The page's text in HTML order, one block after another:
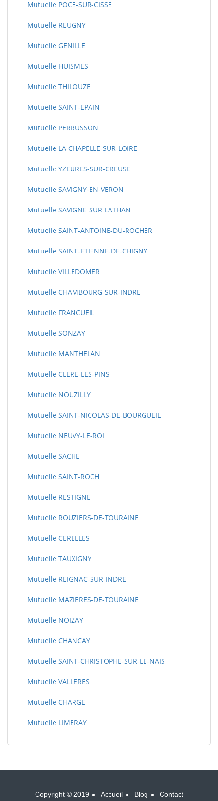
Mutuelle POCE-SUR-CISSE
Mutuelle REUGNY
Mutuelle GENILLE
Mutuelle HUISMES
Mutuelle THILOUZE
Mutuelle SAINT-EPAIN
Mutuelle PERRUSSON
Mutuelle LA CHAPELLE-SUR-LOIRE
Mutuelle YZEURES-SUR-CREUSE
Mutuelle SAVIGNY-EN-VERON
Mutuelle SAVIGNE-SUR-LATHAN
Mutuelle SAINT-ANTOINE-DU-ROCHER
Mutuelle SAINT-ETIENNE-DE-CHIGNY
Mutuelle VILLEDOMER
Mutuelle CHAMBOURG-SUR-INDRE
Mutuelle FRANCUEIL
Mutuelle SONZAY
Mutuelle MANTHELAN
Mutuelle CLERE-LES-PINS
Mutuelle NOUZILLY
Mutuelle SAINT-NICOLAS-DE-BOURGUEIL
Mutuelle NEUVY-LE-ROI
Mutuelle SACHE
Mutuelle SAINT-ROCH
Mutuelle RESTIGNE
Mutuelle ROUZIERS-DE-TOURAINE
Mutuelle CERELLES
Mutuelle TAUXIGNY
Mutuelle REIGNAC-SUR-INDRE
Mutuelle MAZIERES-DE-TOURAINE
Mutuelle NOIZAY
Mutuelle CHANCAY
Mutuelle SAINT-CHRISTOPHE-SUR-LE-NAIS
Mutuelle VALLERES
Mutuelle CHARGE
Mutuelle LIMERAY
Copyright © 2019 Accueil Blog Contact